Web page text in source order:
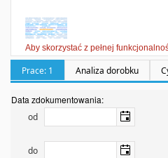
Aby skorzystać z pełnej
Prace: 1 Analiza dorobku
Data zdokumentowania:
od
do